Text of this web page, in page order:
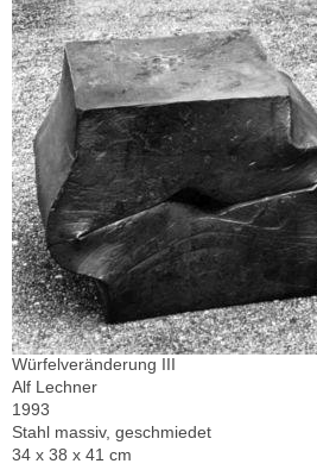
Würfelveränderung III
Alf Lechner
1993
Stahl massiv, geschmiedet
34 x 38 x 41 cm